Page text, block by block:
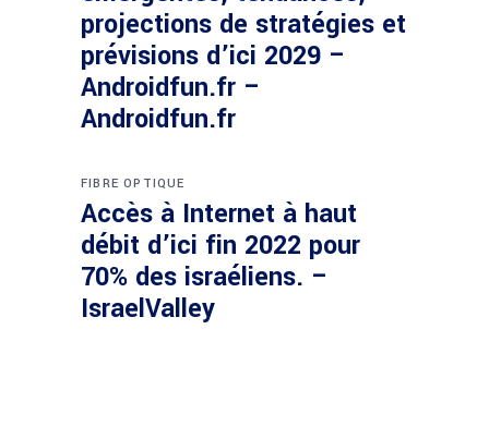
projections de stratégies et
prévisions d’ici 2029 –
Androidfun.fr –
Androidfun.fr
FIBRE OPTIQUE
Accès à Internet à haut
débit d’ici fin 2022 pour
70% des israéliens. –
IsraelValley